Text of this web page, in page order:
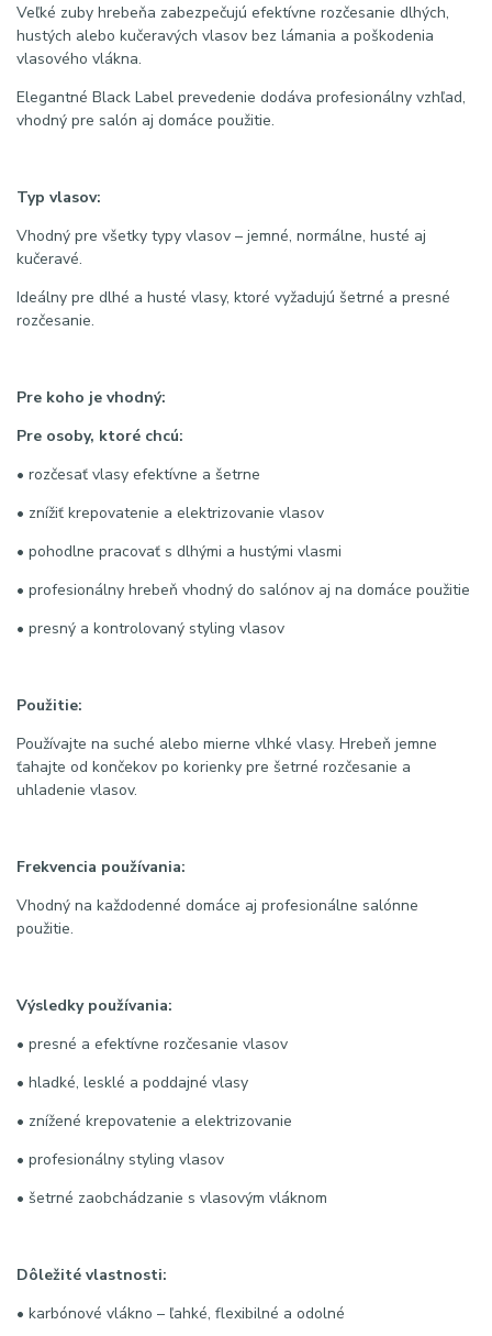
Veľké zuby hrebeňa zabezpečujú efektívne rozčesanie dlhých,
hustých alebo kučeravých vlasov bez lámania a poškodenia
vlasového vlákna.
Elegantné Black Label prevedenie dodáva profesionálny vzhľad,
vhodný pre salón aj domáce použitie.
Typ vlasov:
Vhodný pre všetky typy vlasov – jemné, normálne, husté aj
kučeravé.
Ideálny pre dlhé a husté vlasy, ktoré vyžadujú šetrné a presné
rozčesanie.
Pre koho je vhodný:
Pre osoby, ktoré chcú:
• rozčesať vlasy efektívne a šetrne
• znížiť krepovatenie a elektrizovanie vlasov
• pohodlne pracovať s dlhými a hustými vlasmi
• profesionálny hrebeň vhodný do salónov aj na domáce použitie
• presný a kontrolovaný styling vlasov
Použitie:
Používajte na suché alebo mierne vlhké vlasy. Hrebeň jemne
ťahajte od končekov po korienky pre šetrné rozčesanie a
uhladenie vlasov.
Frekvencia používania:
Vhodný na každodenné domáce aj profesionálne salónne
použitie.
Výsledky používania:
• presné a efektívne rozčesanie vlasov
• hladké, lesklé a poddajné vlasy
• znížené krepovatenie a elektrizovanie
• profesionálny styling vlasov
• šetrné zaobchádzanie s vlasovým vláknom
Dôležité vlastnosti:
• karbónové vlákno – ľahké, flexibilné a odolné